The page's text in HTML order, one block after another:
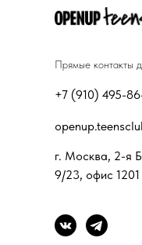
г. Москва, 2-я
9/23, офис 1201
+7 (910) 495-
Прямые контакты